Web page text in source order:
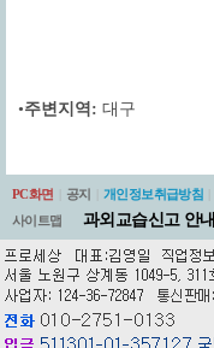
•주변지역: 대구
PC화면 공지 개인정보취급방침
사이트맵
과외교습신고 안내